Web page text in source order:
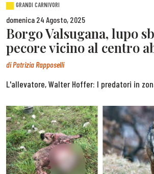
GRANDI CARNIVORI
domenica 24 Agosto, 2025
Borgo Valsugana, lupo
pecore vicino al centro
diPatrizia Rapposelli
L'allevatore, Walter Hoffer: I predatori in